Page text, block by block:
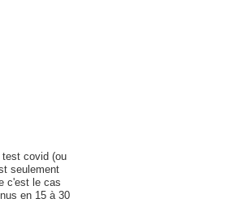
covid (ou
seulement
c'est le cas
en 15 à 30